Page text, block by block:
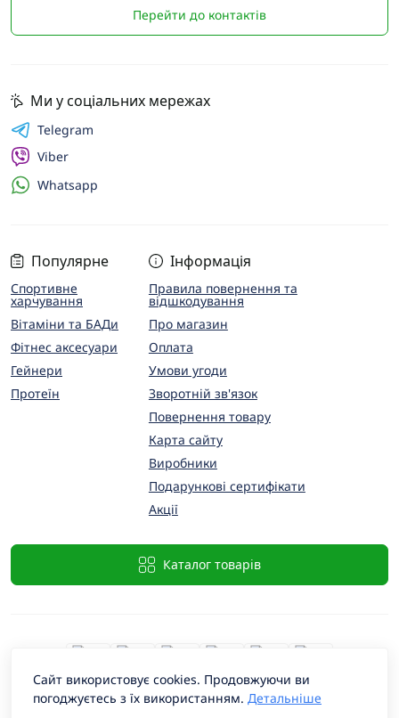
Перейти до контактів
Популярне
Спортивне
харчування
Вітаміни та БАДи
Фітнес аксесуари
Гейнери
Протеїн
Інформація
Правила повернення та
відшкодування
Про магазин
Оплата
Умови угоди
Зворотній зв'язок
Повернення товару
Карта сайту
Виробники
Подарункові сертифікати
Акції
Каталог товарів
Ми у соціальних мережах
Telegram
Viber
Whatsapp
PremiumProtein © 2026
Сайт використовує cookies. Продовжуючи ви
погоджуєтесь з їх використанням. Детальніше